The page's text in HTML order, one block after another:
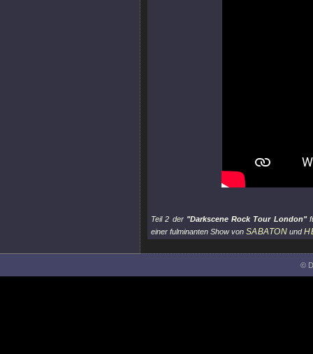
Teil 2 der "Darkscene Rock Tour London"
einer fulminanten Show von SABATON und
©